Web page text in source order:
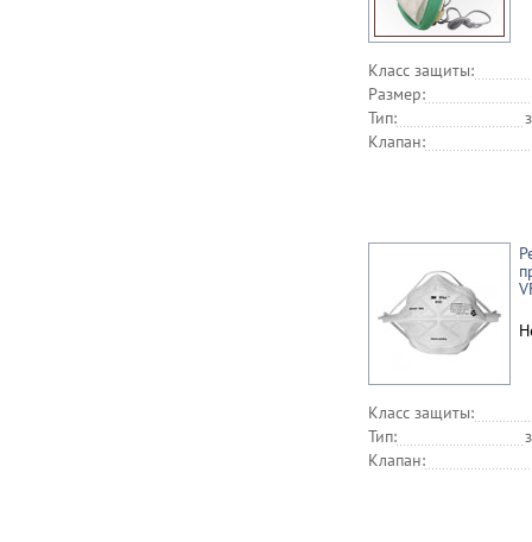
Класс защиты:
Размер:
Тип:
Клапан:
Класс защиты:
Тип:
Клапан: